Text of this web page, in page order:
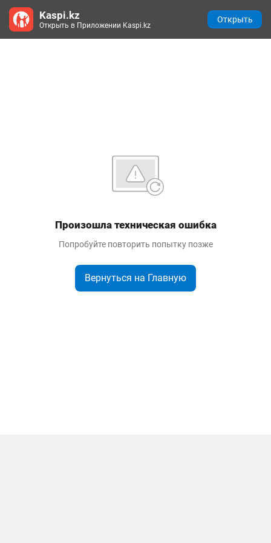
Произошла техническая ошибка
Попробуйте повторить попытку позже
Вернуться на Главную
Kaspi.kz
Открыть в Приложении Kaspi.kz
Открыть